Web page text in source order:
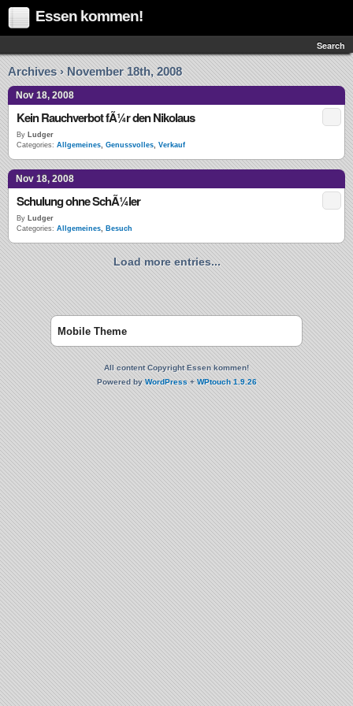
Essen kommen!
Search
Archives › November 18th, 2008
Nov 18, 2008
Kein Rauchverbot fÃ¼r den Nikolaus
By Ludger
Categories: Allgemeines, Genussvolles, Verkauf
Nov 18, 2008
Schulung ohne SchÃ¼ler
By Ludger
Categories: Allgemeines, Besuch
Load more entries...
Mobile Theme
All content Copyright Essen kommen!
Powered byWordPress+WPtouch 1.9.26